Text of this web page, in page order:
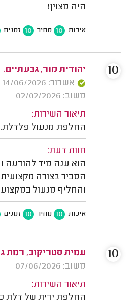
היה מצוין!
איכות 10 מחיר 10 זמנים
יהודית מור, גבעתיים.
אשרור: 14/06/2026
משוב: 02/02/2026
תיאור השירות:
החלפת מנעול פלדלת.
חוות דעת:
הוא ענה מיד להודעה
הסביר בצורה
והחליף מנעול
איכות 10 מחיר 10 זמנים
10
עמית סטריקוב, רמת
משוב: 07/06/2026
תיאור השירות:
החלפת ידית של דלת
10